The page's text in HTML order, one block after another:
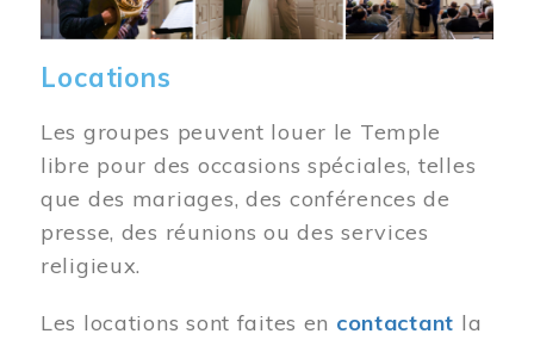
Locations
Les groupes peuvent louer le Temple
libre pour des occasions spéciales, telles
que des mariages, des conférences de
presse, des réunions ou des services
religieux.
Les locations sont faites en contactant la